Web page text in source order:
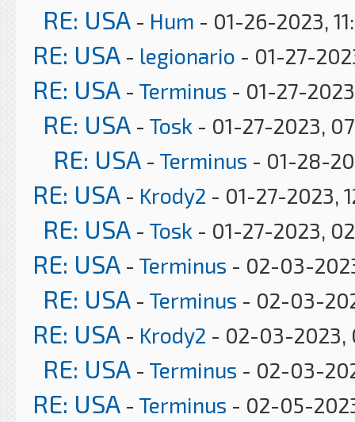
RE: USA - Hum - 01-26-2023,
RE: USA - legionario - 01-27-
RE: USA - Terminus - 01-27-
RE: USA - Tosk - 01-27-2023,
RE: USA - Terminus - 01-28-
RE: USA - Krody2 - 01-27-2023,
RE: USA - Tosk - 01-27-2023,
RE: USA - Terminus - 02-03-
RE: USA - Terminus - 02-03-
RE: USA - Krody2 - 02-03-2023,
RE: USA - Terminus - 02-03-
RE: USA - Terminus - 02-05-